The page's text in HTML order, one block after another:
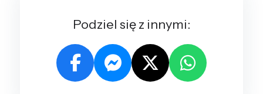
Podziel się z innymi: